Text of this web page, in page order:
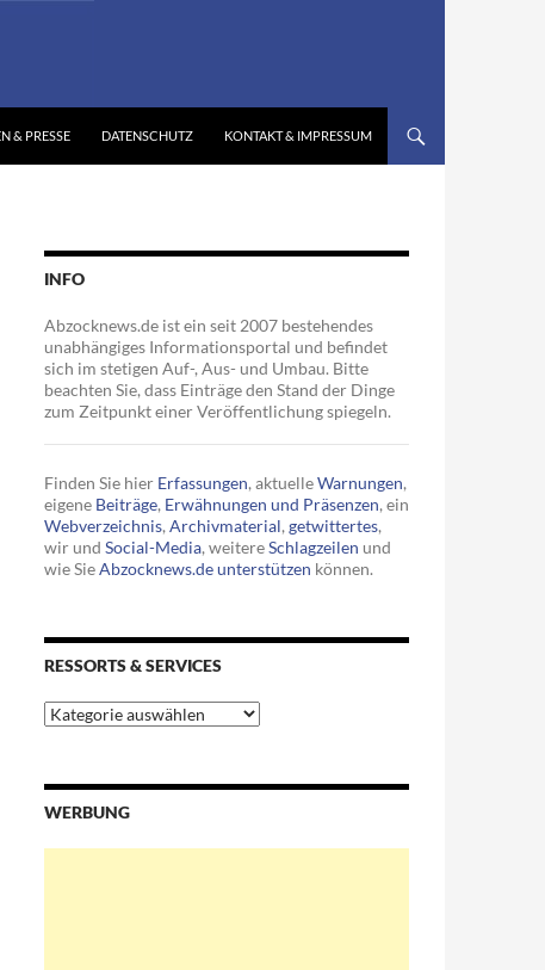
& PRESSE DATENSCHUTZ KONTAKT & IMPRESSUM
in der Schweiz bunkern
INFO
Abzocknews.de ist ein seit 2007 bestehendes
unabhängiges Informationsportal und befindet
sich im stetigen Auf-, Aus- und Umbau. Bitte
beachten Sie, dass Einträge den Stand der Dinge
zum Zeitpunkt einer Veröffentlichung spiegeln.
Finden Sie hier Erfassungen, aktuelleWarnungen,
eigene Beiträge, Erwähnungen und Präsenzen, ein
Webverzeichnis, Archivmaterial, getwittertes,
wir und Social-Media, weitereSchlagzeilen und
wie SieAbzocknews.de unterstützen können.
RESSORTS & SERVICES
Ressorts
&
WERBUNG